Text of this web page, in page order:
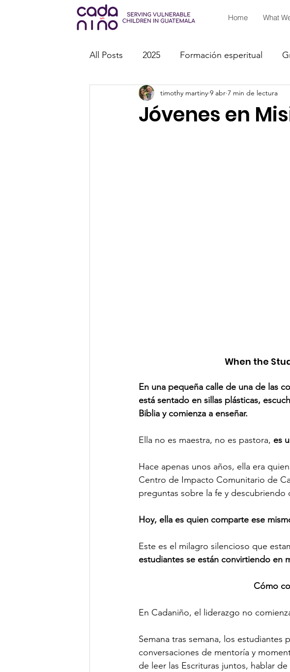
Home What
All Posts 2025 Formación esperitual
Misiones Eventos especiales 2027
Jóvenes en
timothy martiny 9 abr 7 min de lectura
When the
En una pequeña calle de una de las
está sentado en sillas plásticas,
Biblia y comienza a enseñar.
Ella no es maestra, no es pastora, es
Hace apenas unos años, ella era
Centro de Impacto Comunitario de
preguntas sobre la fe y
Hoy, ella es quien comparte ese
Este es el milagro silencioso que
estudiantes se están convirtiendo en
Cómo
En Cadaniño, el liderazgo no
Semana tras semana, los
conversaciones de mentoría y
de leer las Escrituras juntos, hablar